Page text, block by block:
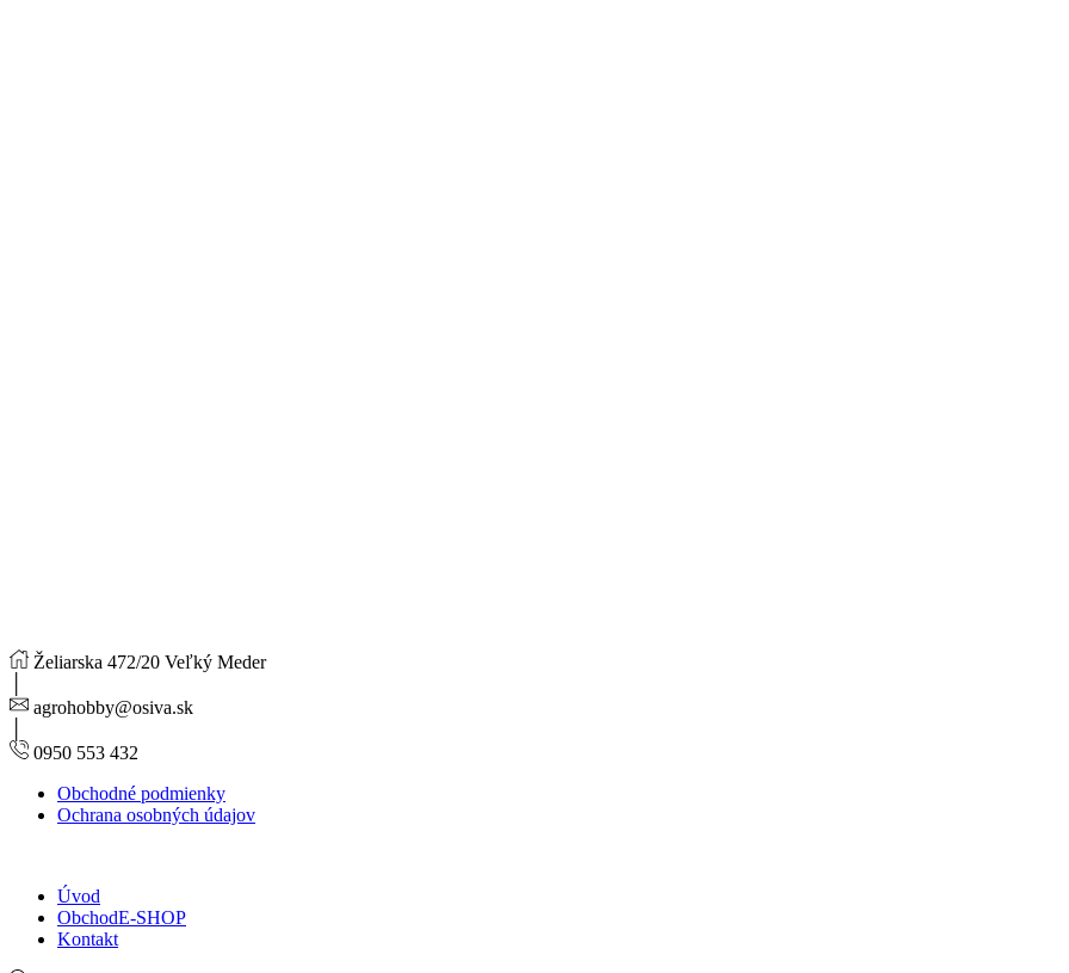
Želiarska 472/20 Veľký Meder
agrohobby@osiva.sk
0950 553 432
Obchodné podmienky
Ochrana osobných údajov
Úvod
ObchodE-SHOP
Kontakt